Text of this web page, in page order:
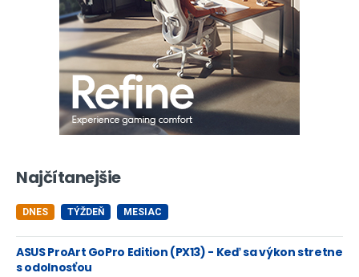
Najčítanejšie
DNES TÝŽDEŇ MESIAC
ASUS ProArt GoPro Edition (PX13) - Keď sa výkon stretne
s odolnosťou